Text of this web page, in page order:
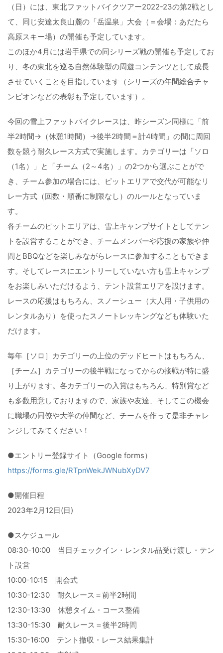
（日）には、東北ファットバイクツアー2022-23の第2戦とし
て、同じ安達太良山麓の「岳温泉」大会（＝会場：あだたら
高原スキー場）の開催も予定しています。
このほか4月には岩手県での同シリーズ戦の開催も予定してお
り、冬の東北を巡る自然体験型の周遊コンテンツとして成長
させていくことを目指しています（シリーズの年間総合チャ
ンピオンなどの表彰も予定しています）。
今回の雪上ファットバイクレースは、昨シーズン同様に「前
半2時間→（休憩1時間）→後半2時間＝計4時間」の間に周回
数を競う耐久レース方式で実施します。カテゴリーは「ソロ
（1名）」と「チーム（2～4名）」の2つから選ぶことがで
き、チーム参加の場合には、ピットエリアで交代が可能なリ
レー方式（回数・順番に制限なし）のルールとなっていま
す。
各チームのピットエリアは、雪上キャンプサイトとしてテン
トを設営することができ、チームメンバーや応援の家族や仲
間とBBQなどを楽しみながらレースに参加することもできま
す。そしてレースにエントリーしていない方も雪上キャンプ
をお楽しみいただけるよう、テント設営エリアを設けます。
レースの応援はもちろん、スノーシュー（大人用・子供用の
レンタルあり）を使ったスノートレッキングなども体験いた
だけます。
毎年［ソロ］カテゴリーの上位のデッドヒートはもちろん、
［チーム］カテゴリーの後半戦になってからの接戦が特に盛
り上がります。各カテゴリーの入賞はもちろん、特別賞など
も多数用意しておりますので、家族や友達、そしてこの機会
に職場の同僚や大学の仲間など、チームを作って是非チャレ
ンジしてみてください！
●エントリー登録サイト（Google forms）
https://forms.gle/RTpnWekJWNubXyDV7
●開催日程
2023年2月12日(日)
●スケジュール
08:30-10:00 当日チェックイン・レンタル品受け渡し・テン
ト設営
10:00-10:15 開会式
10:30-12:30 耐久レース＝前半2時間
12:30-13:30 休憩タイム・コース整備
13:30-15:30 耐久レース＝後半2時間
15:30-16:00 テント撤収・レース結果集計